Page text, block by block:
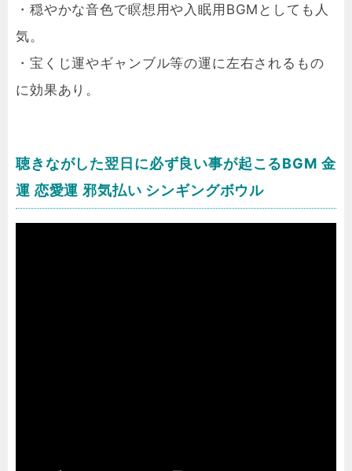
・穏やかな音色で瞑想用や入眠用BGMとしても人
気。
・宝くじ運やギャンブル等の運に左右されるもの
に効果あり。
聴きながした翌日に必ず良い事が起こるBGM 金
運 恋愛運 邪気払い シンギングボウル